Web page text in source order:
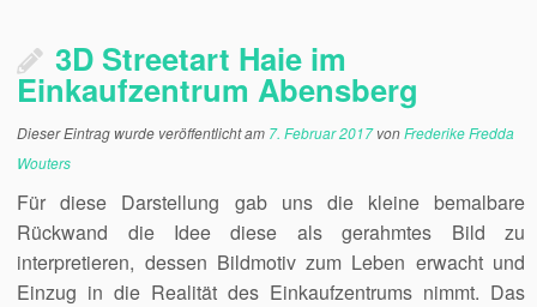
3D Streetart Haie im
Einkaufzentrum Abensberg
Dieser Eintrag wurde veröffentlicht am 7. Februar 2017 vonFrederike Fredda
Wouters
Für diese Darstellung gab uns die kleine bemalbare
Rückwand die Idee diese als gerahmtes Bild zu
interpretieren, dessen Bildmotiv zum Leben erwacht und
Einzug in die Realität des Einkaufzentrums nimmt. Das